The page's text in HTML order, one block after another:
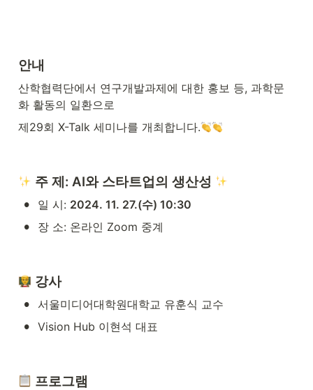
안내
산학협력단에서 연구개발과제에 대한 홍보 등, 과학문
화 활동의 일환으로
제29회 X-Talk 세미나를 개최합니다.
주 제: AI와 스타트업의 생산성
• 일 시: 2024. 11. 27.(수) 10:30
• 장 소: 온라인 Zoom 중계
강사
• 서울미디어대학원대학교 유훈식 교수
• Vision Hub 이현석 대표
프로그램